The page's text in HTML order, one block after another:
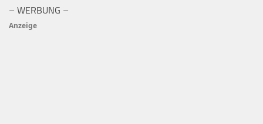
– WERBUNG –
Anzeige